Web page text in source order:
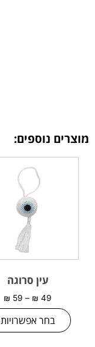
מוצרים נוספים:
עין סרוגה
₪ 49
–
₪ 59
בחר אפשרויות